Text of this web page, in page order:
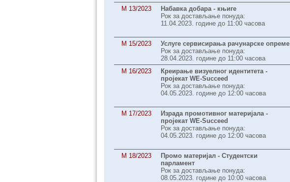
М 13/2023
Набавка добара - књиге
Рок за достављање понуда:
11.04.2023. године до 11:00 часова
M 15/2023
Услуге сервисирања рачунарске опреме
Рок за достављање понуда:
28.04.2023. године до 11:00 часова
M 16/2023
Креирање визуелног идентитета -
пројекат WE-Succeed
Рок за достављање понуда:
04.05.2023. године до 12:00 часова
M 17/2023
Израда промотивног материјала -
пројекат WE-Succeed
Рок за достављање понуда:
04.05.2023. године до 12:00 часова
М 18/2023
Промо материјал - Студентски
парламент
Рок за достављање понуда:
08.05.2023. године до 10:00 часова